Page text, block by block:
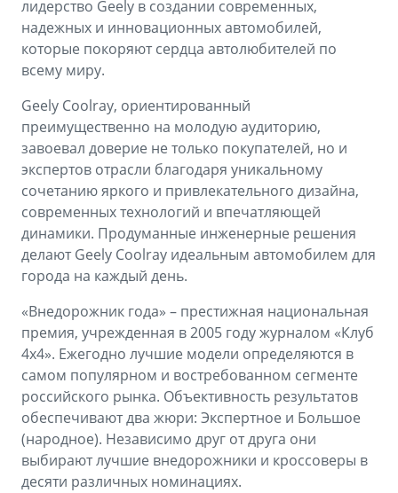
лидерство Geely в создании современных,
надежных и инновационных автомобилей,
которые покоряют сердца автолюбителей по
всему миру.
Geely Coolray, ориентированный
преимущественно на молодую аудиторию,
завоевал доверие не только покупателей, но и
экспертов отрасли благодаря уникальному
сочетанию яркого и привлекательного дизайна,
современных технологий и впечатляющей
динамики. Продуманные инженерные решения
делают Geely Coolray идеальным автомобилем для
города на каждый день.
«Внедорожник года» – престижная национальная
премия, учрежденная в 2005 году журналом «Клуб
4х4». Ежегодно лучшие модели определяются в
самом популярном и востребованном сегменте
российского рынка. Объективность результатов
обеспечивают два жюри: Экспертное и Большое
(народное). Независимо друг от друга они
выбирают лучшие внедорожники и кроссоверы в
десяти различных номинациях.